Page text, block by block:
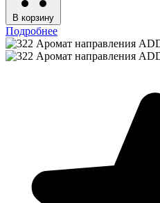
В корзину
Подробнее